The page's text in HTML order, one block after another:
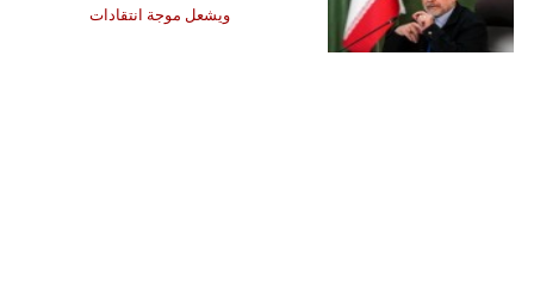
ويشعل موجة انتقادات